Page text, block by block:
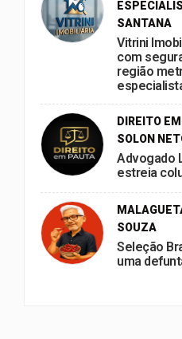
SANTANA
Vitrini
com
região
DIREITO
SOLON
Advogado
estreia
SOUZA
Seleção
uma